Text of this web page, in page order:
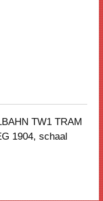
TW1 TRAM
1904, schaal